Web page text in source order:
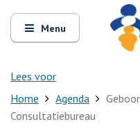
Open
en
sluit
Menu
Lees voor
Zoeken
Home Agenda
Consultatiebureau